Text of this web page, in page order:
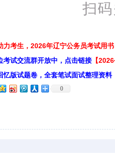
扫
力考生，2026年辽宁公务员考试用书
考试交流群开放中，点击链接 【
忆版试题卷，全套笔试面试整理资料
0